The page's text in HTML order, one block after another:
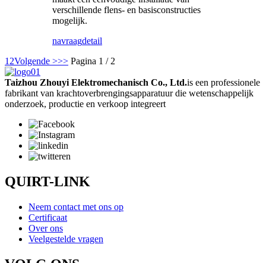
verschillende flens- en basisconstructies
mogelijk.
navraagdetail
1 2Volgende >>> Pagina 1 / 2
Taizhou Zhouyi Elektromechanisch Co., Ltd.is een professionele
fabrikant van krachtoverbrengingsapparatuur die wetenschappelijk
onderzoek, productie en verkoop integreert
QUIRT-LINK
Neem contact met ons op
Certificaat
Over ons
Veelgestelde vragen